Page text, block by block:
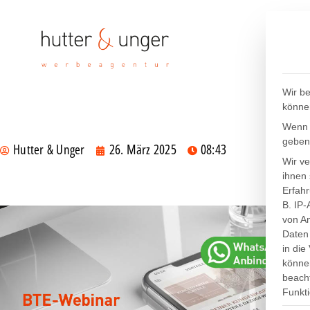
Hutter & Unger 26. März 2025 08:43
Wir
Wir
ihnen
B. IP-
von
in die